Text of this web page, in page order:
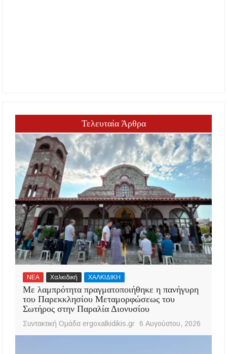
Τελευταία Άρθρα
ΝΕΑ Χαλκιδική ΧΑΛΚΙΔΙΚΗ
Με λαμπρότητα πραγματοποιήθηκε η πανήγυρη
του Παρεκκλησίου Μεταμορφώσεως του
Σωτήρος στην Παραλία Διονυσίου
Συντακτική Ομάδα ergoxalkidikis.gr 6 Αυγούστου, 2026